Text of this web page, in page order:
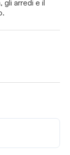
arredi e il